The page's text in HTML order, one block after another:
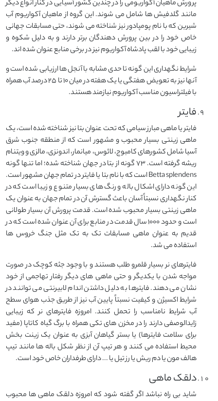
پرورش ماهیان آکواریومی را در چندین کشور آسیایی در کنار انواع دیگر
مانند گلدفیش ها شامل می شوند. این گروه از ماهیان آکواریوم آب
شیرین که با نام پومپادور نیز شناخته می شوند، حتی مسابقات جهانی
خاص خود را در بین پرورش دهندگان برتر دارند و به دلیل شکوه و
زیبایی خود با لقب پادشاه آکواریوم نیز در برخی منابع عنوان شده اند.
شرایط نگهداری این گونه تا حدی مشابه با آنجل ها ارزیابی شده است و
آنها نیز به تعویض هفتگی یا یک هفته در میان ۱۰ تا ۲۵ درصد آب همراه
با فیلتراسیون مناسب آکواریوم نیازمند هستند.
فایتر
فایتر یا ماهی مبارز سیامی که تحت عنوان بتا نیز شناخته شده است، یک
ماهی زینتی بسیار محبوب و مشهور است که از منطقه جنوب شرق
آسیا شامل کشورهای کامبوج، لائوس، میانمار، اندونزی، مالزی و ویتنام
ریشه گرفته است. ۷۳ گونه از بتا در جهان شناخته شده؛ اما تنها گونه
Betta splendens است که با نام بتا یا فایتر در تمام جهان مشهور است.
این گونه دارای اشکال باله و رنگ های بسیار متنوع و زیبا است که در
کنار نگهداری نسبتاً آسان باعث گسترش آن در تمام جهان به عنوان یک
ماهی زینتی بسیار محبوب شده است. قدمت پرورش آن بسیار طولانی
است و حدود ۱۰۰۰ سال قدمت در منابع برای آن عنوان شده است که در
قدیم به عنوان ماهی مسابقات تک به تک مثل جنگ خروس ها
استفاده می شد.
فایترهای نر بسیار قلمرو طلب هستند و با وجود جثه کوچک در صورت
مواجه شدن با یکدیگر و حتی ماهی های دیگر رفتار تهاجمی از خود
نشان می دهند. فایترها به دلیل داشتن اندام لابیرنتی می توانند در
شرایط اکسیژن و کیفیت نسبتاً پایین آب نیز از طریق جذب هوای سطح
آب شرایط نامناسب را تحمل کنند. امروزه فایترهای نر که زیبایی
زایدالوصفی دارند را در مخزن های تکی همراه با برگ گیاه کاتاپا (مفید
برای سلامت فایترها) یا بستر گیاهان آبزی به عنوان یک زینت بخش
محیط استفاده می کنند و هر تیپ آن از نظر شکل باله ها مانند تیپ
هالف مون یا دم ریش یا رز تیل یا ... دارای طرفداران خاص خود است.
دلقک ماهی
شاید بی راه نباشد اگر گفته شود که امروزه دلقک ماهی ها محبوب